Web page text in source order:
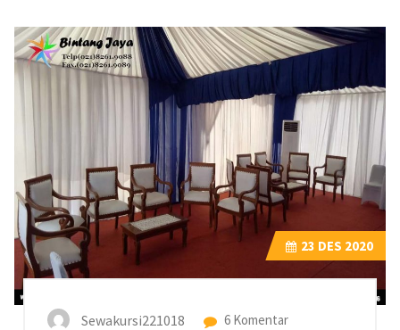
23 DES 2020
Sewakursi221018 6 Komentar